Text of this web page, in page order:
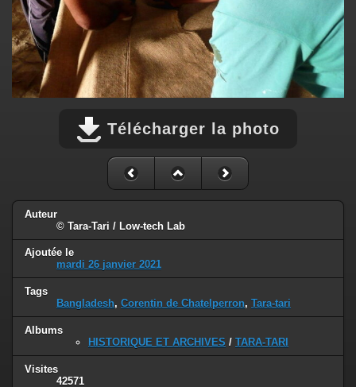
Télécharger la photo
Auteur
© Tara-Tari / Low-tech Lab
Ajoutée le
mardi 26 janvier 2021
Tags
Bangladesh, Corentin de Chatelperron, Tara-tari
Albums
HISTORIQUE ET ARCHIVES / TARA-TARI
Visites
42571